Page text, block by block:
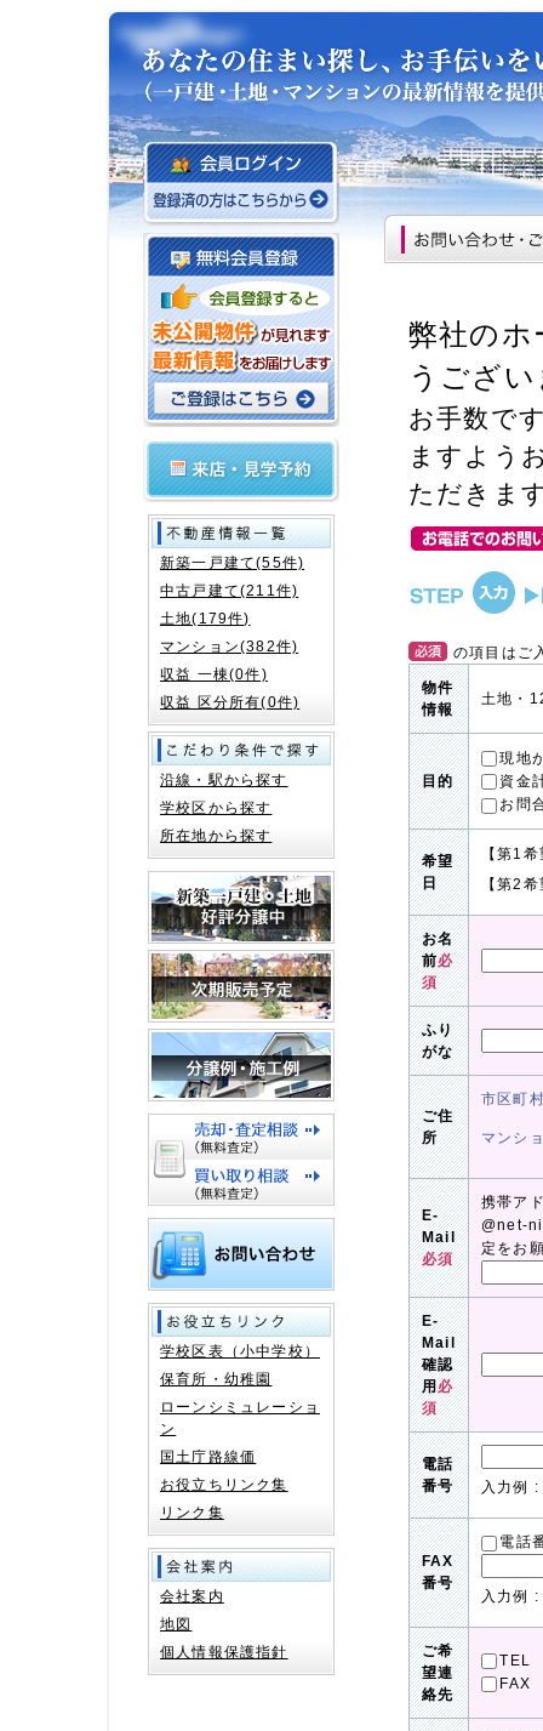
弊社のホ
うござ
お手数で
ますよう
ただきま
の項目はご
物件
情報
土地・
目的
現地
資金
お問
希望
日
【第1
【第2
お名
前必
須
ふり
がな
ご住
所
市区町
マンシ
E-
Mail
必須
携帯ア
@net-
定をお
E-
Mail
確認
用必
須
電話
番号
入力例
FAX
番号
電話
入力例
ご希
望連
絡先
TEL
FAX
新築一戸建て(55件)
中古戸建て(211件)
土地(179件)
マンション(382件)
収益 一棟(0件)
収益 区分所有(0件)
沿線・駅から探す
学校区から探す
所在地から探す
学校区表（小中学校）
保育所・幼稚園
ローンシミュレーショ
ン
国土庁路線価
お役立ちリンク集
リンク集
会社案内
地図
個人情報保護指針